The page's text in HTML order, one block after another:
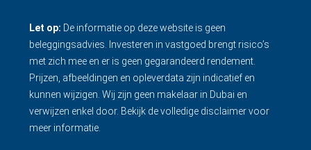
Let op: De informatie op deze website is geen
beleggingsadvies. Investeren in vastgoed brengt risico’s
met zich mee en er is geen gegarandeerd rendement.
Prijzen, afbeeldingen en opleverdata zijn indicatief en
kunnen wijzigen. Wij zijn geen makelaar in Dubai en
verwijzen enkel door. Bekijk de volledige disclaimervoor
meer informatie.